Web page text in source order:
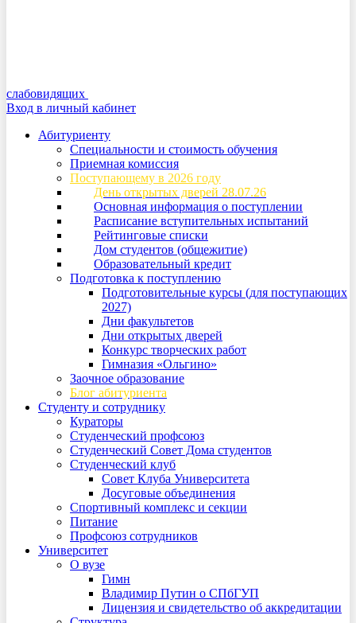
слабовидящих
Вход в личный кабинет
Абитуриенту
Специальности и стоимость обучения
Приемная комиссия
Поступающему в 2026 году
День открытых дверей 28.07.26
Основная информация о поступлении
Расписание вступительных испытаний
Рейтинговые списки
Дом студентов (общежитие)
Образовательный кредит
Подготовка к поступлению
Подготовительные курсы (для поступающих
2027)
Дни факультетов
Дни открытых дверей
Конкурс творческих работ
Гимназия «Ольгино»
Заочное образование
Блог абитуриента
Студенту и сотруднику
Кураторы
Студенческий профсоюз
Студенческий Совет Дома студентов
Студенческий клуб
Совет Клуба Университета
Досуговые объединения
Спортивный комплекс и секции
Питание
Профсоюз сотрудников
Университет
О вузе
Гимн
Владимир Путин о СПбГУП
Лицензия и свидетельство об аккредитации